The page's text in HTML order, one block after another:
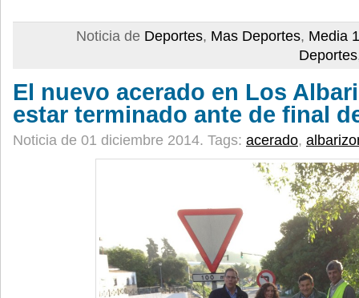
Noticia de Deportes, Mas Deportes, Media
Deportes
El nuevo acerado en Los
estar terminado ante de final
Noticia de 01 diciembre 2014. Tags: acerado,